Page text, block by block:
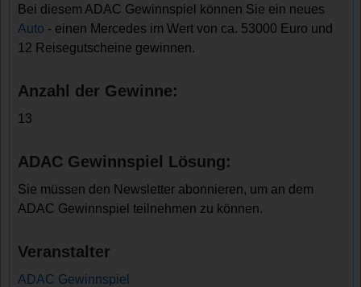
Bei diesem ADAC Gewinnspiel können Sie ein neues
Auto - einen Mercedes im Wert von ca. 53000 Euro und
12 Reisegutscheine gewinnen.
Anzahl der Gewinne:
13
ADAC Gewinnspiel Lösung:
Sie müssen den Newsletter abonnieren, um an dem
ADAC Gewinnspiel teilnehmen zu können.
Veranstalter
ADAC Gewinnspiel